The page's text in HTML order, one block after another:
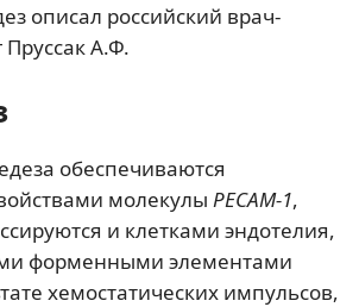
описал российский врач-
Пруссак А.Ф.
обеспечиваются
молекулы РЕСАМ-1,
и клетками эндотелия,
форменными элементами
хемостатических импульсов,